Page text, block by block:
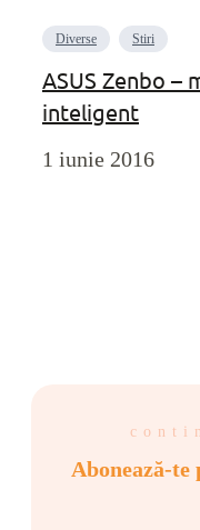
Diverse Stiri
ASUS Zenbo –
inteligent
1 iunie 2016
Abonează-